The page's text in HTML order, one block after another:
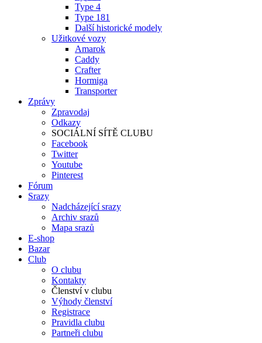
Type 4
Type 181
Další historické modely
Užitkové vozy
Amarok
Caddy
Crafter
Hormiga
Transporter
Zprávy
Zpravodaj
Odkazy
SOCIÁLNÍ SÍTĚ CLUBU
Facebook
Twitter
Youtube
Pinterest
Fórum
Srazy
Nadcházející srazy
Archiv srazů
Mapa srazů
E-shop
Bazar
Club
O clubu
Kontakty
Členství v clubu
Výhody členství
Registrace
Pravidla clubu
Partneři clubu